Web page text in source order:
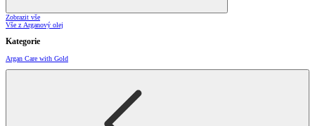
Zobrazit vše
Vše z Arganový olej
Kategorie
Argan Care with Gold